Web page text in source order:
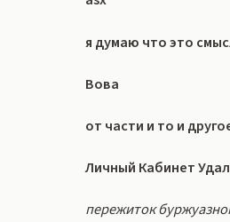
я думаю что это
Вова
от части и то и
Личный Кабинет
пережиток